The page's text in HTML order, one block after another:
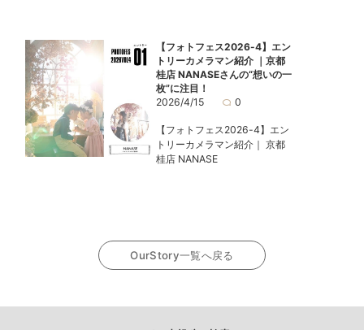
【フォトフェス2026-4】エン
トリーカメラマン紹介 ｜京都
桂店 NANASEさんの“想いの一
枚”に注目！
2026/4/15
0
【フォトフェス2026-4】エン
トリーカメラマン紹介｜ 京都
桂店 NANASE
OurStory一覧へ戻る